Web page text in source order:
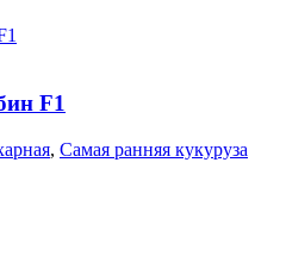
F1
, Самая ранняя кукуруза